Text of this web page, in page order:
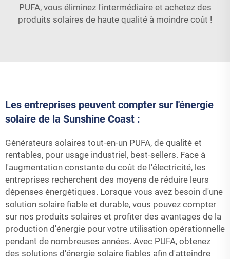
PUFA, vous éliminez l'intermédiaire et achetez des
produits solaires de haute qualité à moindre coût !
Les entreprises peuvent compter sur l'énergie
solaire de la Sunshine Coast :
Générateurs solaires tout-en-un PUFA, de qualité et
rentables, pour usage industriel, best-sellers. Face à
l'augmentation constante du coût de l'électricité, les
entreprises recherchent des moyens de réduire leurs
dépenses énergétiques. Lorsque vous avez besoin d'une
solution solaire fiable et durable, vous pouvez compter
sur nos produits solaires et profiter des avantages de la
production d'énergie pour votre utilisation opérationnelle
pendant de nombreuses années. Avec PUFA, obtenez
des solutions d'énergie solaire fiables afin d'atteindre